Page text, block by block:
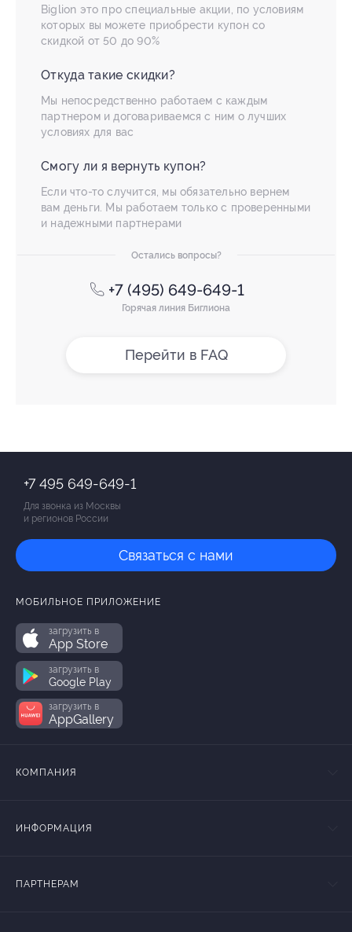
Biglion это про специальные акции, по условиям
которых вы можете приобрести купон со
скидкой от 50 до 90%
Откуда такие скидки?
Мы непосредственно работаем с каждым
партнером и договариваемся с ним о лучших
условиях для вас
Смогу ли я вернуть купон?
Если что-то случится, мы обязательно вернем
вам деньги. Мы работаем только с проверенными
и надежными партнерами
Остались вопросы?
+7 (495) 649-649-1
Горячая линия Биглиона
Перейти в FAQ
+7 495 649-649-1
Для звонка из Москвы
и регионов России
Связаться с нами
МОБИЛЬНОЕ ПРИЛОЖЕНИЕ
загрузить в
App Store
загрузить в
Google Play
загрузить в
AppGallery
КОМПАНИЯ
ИНФОРМАЦИЯ
ПАРТНЕРАМ